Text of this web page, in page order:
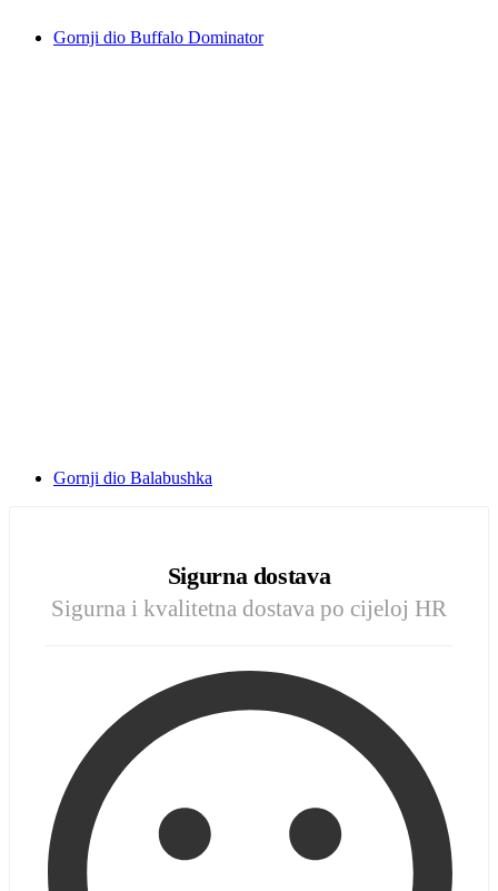
Gornji dio Buffalo Dominator
Gornji dio Balabushka
Sigurna dostava
Sigurna i kvalitetna dostava po cijeloj HR